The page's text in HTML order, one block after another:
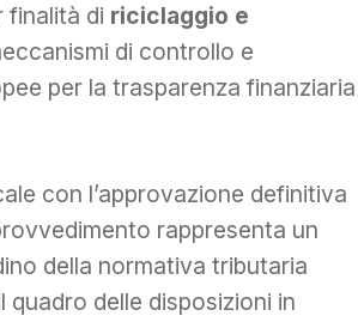
finalità di riciclaggio e
di controllo e
per la trasparenza finanziaria
con l’approvazione definitiva
rappresenta un
della normativa tributaria
delle disposizioni in